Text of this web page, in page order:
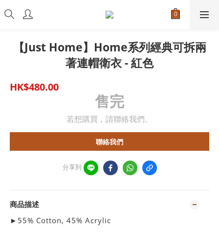
【Just Home】Home系列經典可拆兩
著連帽衛衣 - 紅色
HK$480.00
售完
若想購買，請聯絡我們。
聯絡我們
分享到
商品描述
► 55% Cotton, 45% Acrylic